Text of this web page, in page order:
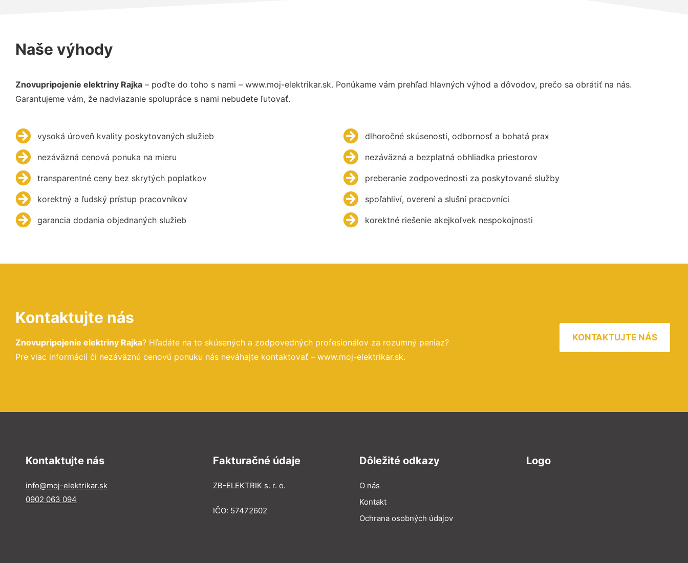
Naše výhody
Znovupripojenie elektriny Rajka – poďte do toho s nami – www.moj-elektrikar.sk. Ponúkame vám prehľad hlavných výhod a dôvodov, prečo sa obrátiť na nás.
Garantujeme vám, že nadviazanie spolupráce s nami nebudete ľutovať.
vysoká úroveň kvality poskytovaných služieb
nezáväzná cenová ponuka na mieru
transparentné ceny bez skrytých poplatkov
korektný a ľudský prístup pracovníkov
garancia dodania objednaných služieb
dlhoročné skúsenosti, odbornosť a bohatá prax
nezáväzná a bezplatná obhliadka priestorov
preberanie zodpovednosti za poskytované služby
spoľahliví, overení a slušní pracovníci
korektné riešenie akejkoľvek nespokojnosti
Kontaktujte nás
Znovupripojenie elektriny Rajka? Hľadáte na to skúsených a zodpovedných profesionálov za rozumný peniaz?
Pre viac informácií či nezáväznú cenovú ponuku nás neváhajte kontaktovať – www.moj-elektrikar.sk.
KONTAKTUJTE NÁS
Kontaktujte nás
info@moj-elektrikar.sk
0902 063 094
Fakturačné údaje
ZB-ELEKTRIK s. r. o.
IČO: 57472602
Dôležité odkazy
O nás
Kontakt
Ochrana osobných údajov
Logo